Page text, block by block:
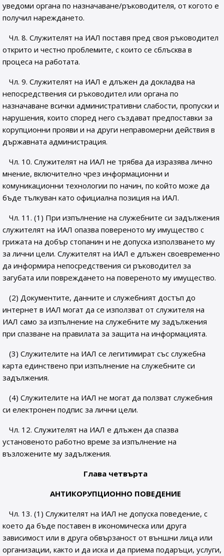
уведоми органа по назначаване/ръководителя, от когото е
получил нареждането.
Чл. 8. Служителят на ИАЛ поставя пред своя ръководител
открито и честно проблемите, с които се сблъсква в
процеса на работата.
Чл. 9. Служителят на ИАЛ е длъжен да докладва на
непосредствения си ръководител или органа по
назначаване всички административни слабости, пропуски и
нарушения, които според него създават предпоставки за
корупционни прояви и на други неправомерни действия в
държавната администрация.
Чл. 10. Служителят на ИАЛ не трябва да изразява личнo
мнениe, включително чрез информационни и
комуникационни технологии по начин, по който може да
бъде тълкуван като официална позиция на ИАЛ.
Чл. 11. (1) При изпълнение на служебните си задължения
служителят на ИАЛ опазва повереното му имущество с
грижата на добър стопанин и не допуска използването му
за лични цели. Служителят на ИАЛ е длъжен своевременно
да информира непосредствения си ръководител за
загубата или повреждането на повереното му имущество.
(2) Документите, данните и служебният достъп до
интернет в ИАЛ могат да се използват от служителя на
ИАЛ само за изпълнение на служебните му задължения
при спазване на правилата за защита на информацията.
(3) Служителите на ИАЛ се легитимират със служебна
карта единствено при изпълнение на служебните си
задължения.
(4) Служителите на ИАЛ не могат да ползват служебния
си електронен подпис за лични цели.
Чл. 12. Служителят на ИАЛ е длъжен да спазва
установеното работно време за изпълнение на
възложените му задължения.
Глава четвърта
АНТИКОРУПЦИОННО ПОВЕДЕНИЕ
Чл. 13. (1) Служителят на ИАЛ не допуска поведение, с
което да бъде поставен в икономическа или друга
зависимост или в друга обвързаност от външни лица или
организации, както и да иска и да приема подаръци, услуги,